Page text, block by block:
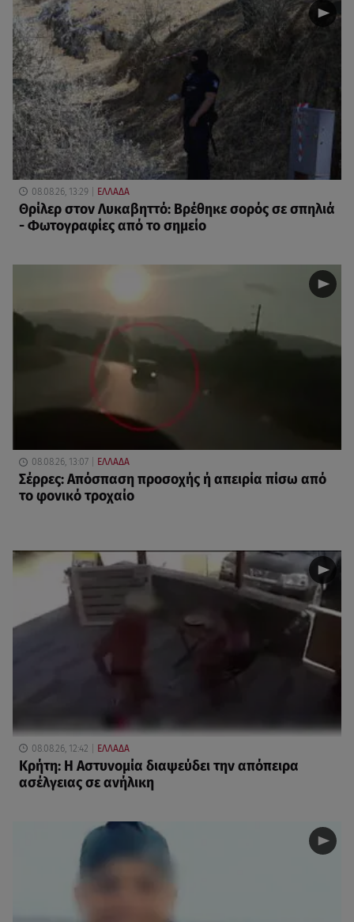
08.08.26, 13:29 ΕΛΛΑΔΑ
Θρίλερ στον Λυκαβηττό: Βρέθηκε σορός σε σπηλιά
- Φωτογραφίες από το σημείο
08.08.26, 13:07 ΕΛΛΑΔΑ
Σέρρες: Απόσπαση προσοχής ή απειρία πίσω από
το φονικό τροχαίο
08.08.26, 12:42 ΕΛΛΑΔΑ
Κρήτη: Η Αστυνομία διαψεύδει την απόπειρα
ασέλγειας σε ανήλικη